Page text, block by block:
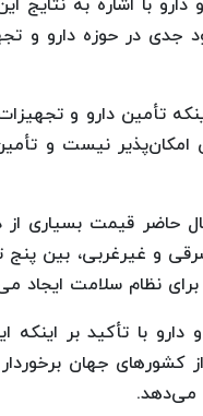
جدی در حوزه دارو و
تأمین دارو و
امکان‌پذیر نیست و
حاضر قیمت بسیاری از
برای نظام سلامت ایجاد
با تأکید بر
کشورهای جهان
می‌دهد.